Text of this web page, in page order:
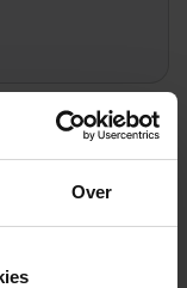
Over
22.27 € /Stuk
20,24 €
geleverde hoeveelheid